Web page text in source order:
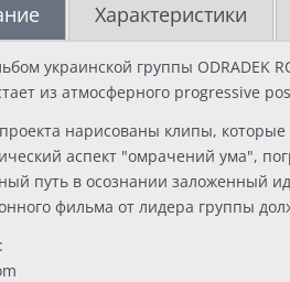
Характеристики
украинской группы ODRADEK
из атмосферного progressive
нарисованы клипы,
аспект "омрачений ума",
путь в осознании заложенный
фильма от лидера группы